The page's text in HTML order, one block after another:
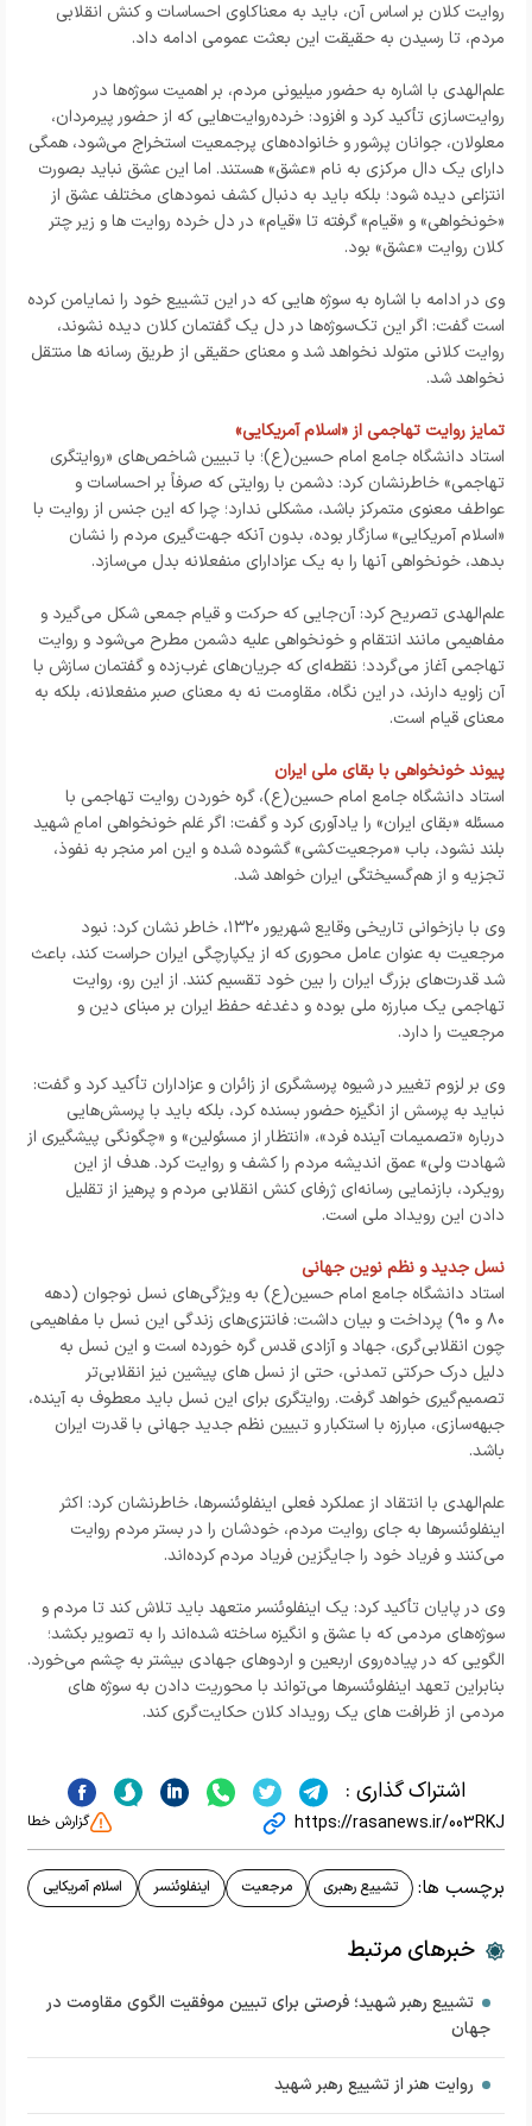
روایت کلان بر اساس آن، باید به معناکاوی احساسات و کنش انقلابی
مردم، تا رسیدن به حقیقت این بعثت عمومی ادامه داد.
علم‌الهدی با اشاره به حضور میلیونی مردم، بر اهمیت سوژه‌ها در
روایت‌سازی تأکید کرد و افزود: خرده‌روایت‌هایی که از حضور پیرمردان،
معلولان، جوانان پرشور و خانواده‌های پرجمعیت استخراج می‌شود، همگی
دارای یک دال مرکزی به نام «عشق» هستند. اما این عشق نباید بصورت
انتزاعی دیده شود؛ بلکه باید به دنبال کشف نمودهای مختلف عشق از
«خونخواهی» و «قیام» گرفته تا «قیام» در دل خرده روایت ها و زیر چتر
کلان روایت «عشق» بود.
وی در ادامه با اشاره به سوژه هایی که در این تشییع خود را نمایامن کرده
است گفت: اگر این تک‌سوژه‌ها در دل یک گفتمان کلان دیده نشوند،
روایت کلانی متولد نخواهد شد و معنای حقیقی از طریق رسانه ها منتقل
نخواهد شد.
تمایز روایت تهاجمی از «اسلام آمریکایی»
استاد دانشگاه جامع امام حسین(ع)؛ با تبیین شاخص‌های «روایتگری
تهاجمی» خاطرنشان کرد: دشمن با روایتی که صرفاً بر احساسات و
عواطف معنوی متمرکز باشد، مشکلی ندارد؛ چرا که این جنس از روایت با
«اسلام آمریکایی» سازگار بوده، بدون آنکه جهت‌گیری مردم را نشان
بدهد، خونخواهی آنها را به یک عزادارای منفعلانه بدل می‌سازد.
علم‌الهدی تصریح کرد: آن‌جایی که حرکت و قیام جمعی شکل می‌گیرد و
مفاهیمی مانند انتقام و خونخواهی علیه دشمن مطرح می‌شود و روایت
تهاجمی آغاز می‌گردد؛ نقطه‌ای که جریان‌های غرب‌زده و گفتمان سازش با
آن زاویه دارند، در این نگاه، مقاومت نه به معنای صبر منفعلانه، بلکه به
معنای قیام است.
پیوند خونخواهی با بقای ملی ایران
استاد دانشگاه جامع امام حسین(ع)، گره خوردن روایت تهاجمی با
مسئله «بقای ایران» را یادآوری کرد و گفت: اگر عَلم خونخواهی امامِ شهید
بلند نشود، باب «مرجعیت‌کشی» گشوده شده و این امر منجر به نفوذ،
تجزیه و از هم‌گسیختگی ایران خواهد شد.
وی با بازخوانی تاریخی وقایع شهریور ۱۳۲۰، خاطر نشان کرد: نبود
مرجعیت به عنوان عامل محوری که از یکپارچگی ایران حراست کند، باعث
شد قدرت‌های بزرگ ایران را بین خود تقسیم کنند. از این رو، روایت
تهاجمی یک مبارزه ملی بوده و دغدغه حفظ ایران بر مبنای دین و
مرجعیت را دارد.
وی بر لزوم تغییر در شیوه پرسشگری از زائران و عزاداران تأکید کرد و گفت:
نباید به پرسش از انگیزه حضور بسنده کرد، بلکه باید با پرسش‌هایی
درباره «تصمیمات آینده فرد»، «انتظار از مسئولین» و «چگونگی پیشگیری از
شهادت ولی» عمق اندیشه مردم را کشف و روایت کرد. هدف از این
رویکرد، بازنمایی رسانه‌ای ژرفای کنش انقلابی مردم و پرهیز از تقلیل
دادن این رویداد ملی است.
نسل جدید و نظم نوین جهانی
استاد دانشگاه جامع امام حسین(ع) به ویژگی‌های نسل نوجوان (دهه
۸۰ و ۹۰) پرداخت و بیان داشت: فانتزی‌های زندگی این نسل با مفاهیمی
چون انقلابی‌گری، جهاد و آزادی قدس گره خورده است و این نسل به
دلیل درک حرکتی تمدنی، حتی از نسل های پیشین نیز انقلابی‌تر
تصمیم‌گیری خواهد گرفت. روایتگری برای این نسل باید معطوف به آینده،
جبهه‌سازی، مبارزه با استکبار و تبیین نظم جدید جهانی با قدرت ایران
باشد.
علم‌الهدی با انتقاد از عملکرد فعلی اینفلوئنسرها، خاطرنشان کرد: اکثر
اینفلوئنسرها به جای روایت مردم، خودشان را در بستر مردم روایت
می‌کنند و فریاد خود را جایگزین فریاد مردم کرده‌اند.
وی در پایان تأکید کرد: یک اینفلوئنسر متعهد باید تلاش کند تا مردم و
سوژه‌های مردمی که با عشق و انگیزه ساخته شده‌اند را به تصویر بکشد؛
الگویی که در پیاده‌روی اربعین و اردوهای جهادی بیشتر به چشم می‌خورد.
بنابراین تعهد اینفلوئنسرها می‌تواند با محوریت دادن به سوژه های
مردمی از ظرافت های یک رویداد کلان حکایت‌گری کند.
اشتراک گذاری :
https://rasanews.ir/003RKJ گزارش خطا
برچسب ها: تشییع رهبری مرجعیت اینفلوئنسر اسلام آمریکایی
خبرهای مرتبط
تشییع رهبر شهید؛ فرصتی برای تبیین موفقیت الگوی مقاومت در
جهان
روایت هنر از تشییع رهبر شهید